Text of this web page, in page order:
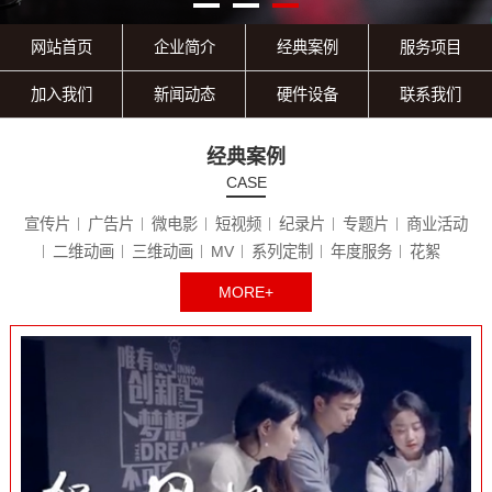
网站首页 企业简介 经典案例 服务项目
加入我们 新闻动态 硬件设备 联系我们
经典案例
CASE
宣传片 广告片 微电影 短视频 纪录片 专题片
商业活动
二维动画
三维动画 MV 系列定制 年度服务 花絮
MORE+